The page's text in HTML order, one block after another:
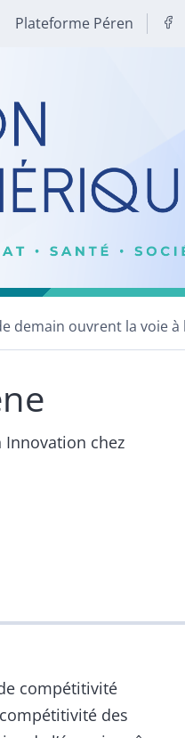
Plateforme Péren
demain ouvrent la voie à
Innovation chez
compétitivité
des